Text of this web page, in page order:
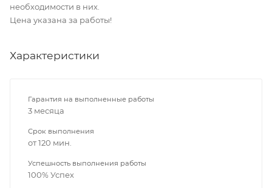
необходимости в них.
Цена указана за работы!
Характеристики
Гарантия на выполненные работы
3 месяца
Срок выполнения
от 120 мин.
Успешность выполнения работы
100% Успех